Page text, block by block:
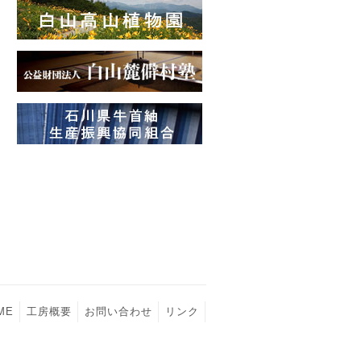
工房概要 お問い合わせ リンク